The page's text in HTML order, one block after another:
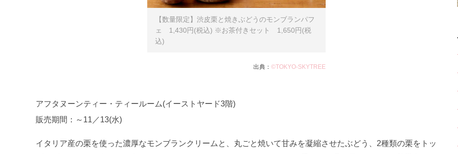
【数量限定】渋皮栗と焼きぶどうのモンブランパフ
ェ 1,430円(税込) ※お茶付きセット 1,650円(税
込)
出典： ©TOKYO-SKYTREE
アフタヌーンティー・ティールーム(イーストヤード3階)
販売期間：～11／13(水)
イタリア産の栗を使った濃厚なモンブランクリームと、丸ごと焼いて甘みを凝縮させたぶどう、2種類の栗をトッ